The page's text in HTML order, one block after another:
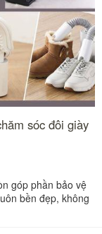
sóc đôi giày
góp phần bảo vệ
bền đẹp, không